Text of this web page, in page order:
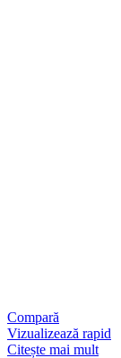
Compară
Vizualizează rapid
Citește mai mult